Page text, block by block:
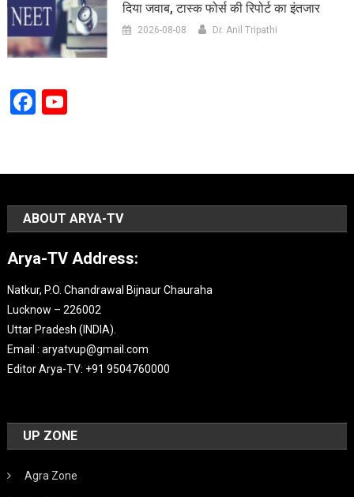
दिया जवाब, टास्क फोर्स की रिपोर्ट का इंतजार
2026-08-08 Dr. Anil Tripathi
Facebook
YouTube
ABOUT ARYA-TV
Arya-TV Address:
Natkur, P.O. Chandrawal Bijnaur Chauraha
Lucknow – 226002
Uttar Pradesh (INDIA).
Email : aryatvup@gmail.com
Editor Arya-TV: +91 9504760000
UP ZONE
Agra Zone